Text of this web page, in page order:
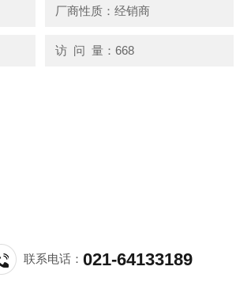
厂商性质：经销商
访 问 量：668
联系电话：021-64133189